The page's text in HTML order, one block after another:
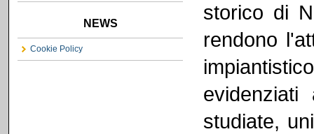
NEWS
Cookie Policy
storico di
rendono
studiate,